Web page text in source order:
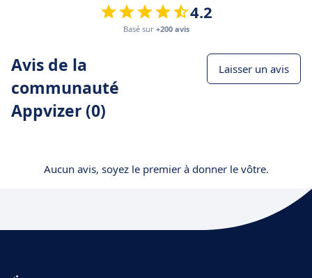
4.2
Basé sur +200 avis
Avis de la
communauté
Appvizer (0)
Laisser un avis
Aucun avis, soyez le premier à donner le vôtre.